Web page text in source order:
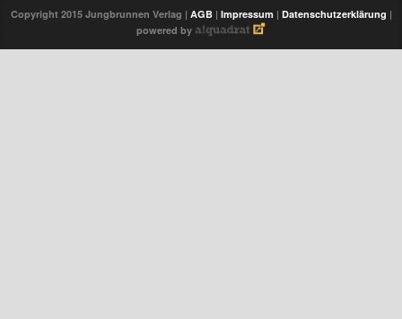
Copyright 2015 Jungbrunnen Verlag | AGB| Impressum | Datenschutzerklärung |
powered by